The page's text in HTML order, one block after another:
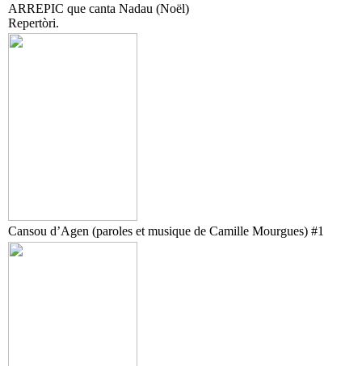
ARREPIC que canta Nadau (Noël)
Repertòri.
Cansou d’Agen (paroles et musique de Camille Mourgues) #1